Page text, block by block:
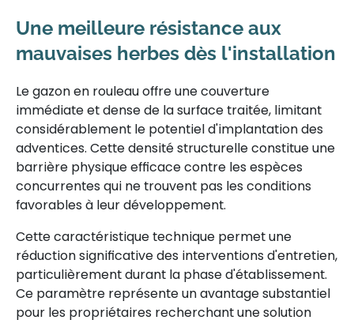
Une meilleure résistance aux
mauvaises herbes dès l'installation
Le gazon en rouleau offre une couverture
immédiate et dense de la surface traitée, limitant
considérablement le potentiel d'implantation des
adventices. Cette densité structurelle constitue une
barrière physique efficace contre les espèces
concurrentes qui ne trouvent pas les conditions
favorables à leur développement.
Cette caractéristique technique permet une
réduction significative des interventions d'entretien,
particulièrement durant la phase d'établissement.
Ce paramètre représente un avantage substantiel
pour les propriétaires recherchant une solution